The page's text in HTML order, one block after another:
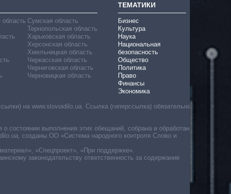
Сумская область
Тернопольская область
Харьковская область
Херсонская область
Хмельницкая область
Черкасская область
Черниговская область
Черновицкая область
ТЕМАТИКИ
Бизнес
Культура
Наука
Национальная
безопасность
Общество
Политика
Право
Финансы
Экономика
на www.slovoidilo.ua. Ссылка (гиперссылка) обязательна
выполнения этих обещаний, собрана и обработана
созданы ОО «Система народного контроля Слово и
«Спецпроект», «При поддержке».
законодательству ответственность за содержание